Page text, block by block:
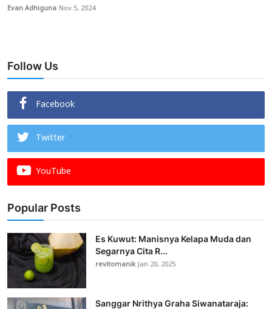
Evan Adhiguna Nov 5, 2024
Follow Us
Facebook
Twitter
YouTube
Popular Posts
Es Kuwut: Manisnya Kelapa Muda dan
Segarnya Cita R...
revitomanikJan 20, 2025
Sanggar Nrithya Graha Siwanataraja: